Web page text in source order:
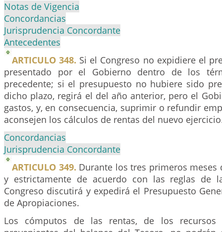
Notas de Vigencia
Concordancias
Jurisprudencia Concordante
Antecedentes
ARTICULO 348. Si el Congreso no expidiere el
presentado por el Gobierno dentro de los
precedente; si el presupuesto no hubiere sido
dicho plazo, regirá el del año anterior, pero el
gastos, y, en consecuencia, suprimir o refundir
aconsejen los cálculos de rentas del nuevo
Concordancias
Jurisprudencia Concordante
ARTICULO 349. Durante los tres primeros meses
y estrictamente de acuerdo con las reglas de
Congreso discutirá y expedirá el Presupuesto
de Apropiaciones.
Los cómputos de las rentas, de los